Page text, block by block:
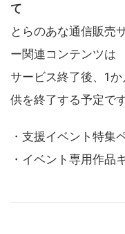
て
とらのあな通信販売
ー関連コンテンツは
サービス終了後、1
供を終了する予定です
・支援イベント特集
・イベント専用作品